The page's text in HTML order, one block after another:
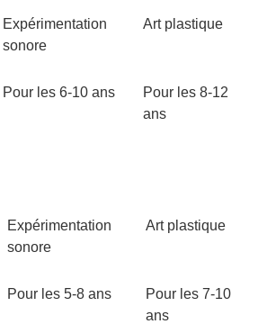
Expérimentation
sonore
Art plastique
Pour les 6-10 ans
Pour les 8-12
ans
Expérimentation
sonore
Art plastique
Pour les 5-8 ans
Pour les 7-10
ans